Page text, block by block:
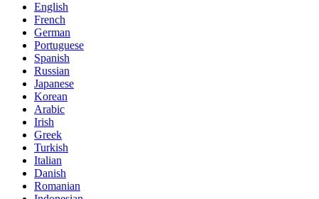
English
French
German
Portuguese
Spanish
Russian
Japanese
Korean
Arabic
Irish
Greek
Turkish
Italian
Danish
Romanian